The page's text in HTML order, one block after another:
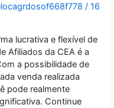
/16
lucrativa e flexível de
Afiliados da CEA é a
a possibilidade de
venda realizada
pode realmente
Continue